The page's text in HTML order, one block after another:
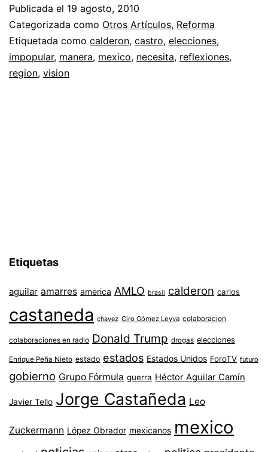
Publicada el 19 agosto, 2010
Categorizada como Otros Artículos, Reforma
Etiquetada como calderon, castro, elecciones,
impopular, manera, mexico, necesita, reflexiones,
region, vision
Etiquetas
aguilar amarres america AMLO brasil calderon carlos
castaneda chavez Ciro Gómez Leyva colaboracion
colaboraciones en radio Donald Trump drogas elecciones
Enrique Peña Nieto estado estados Estados Unidos ForoTV futuro
gobierno Grupo Fórmula guerra Héctor Aguilar Camín
Javier Tello Jorge Castañeda Leo
Zuckermann López Obrador mexicanos mexico